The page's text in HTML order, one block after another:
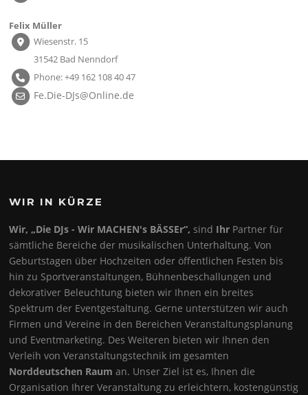
Felix Müller
Wiesenstr. 15
31542 Bad Nenndorf
Phone: +49 162 108 40 47
Fe.Die-DJs@Online.de
WIR IN KÜRZE
Wir, „Die DJs - Wir MACHEN's BÄSSEr“, sind Ihr Partner für
sämtliche Bereiche der musikalischen Unterhaltung. Von
Geburtstagen über Hochzeiten oder öffentlichen Festen bis
hin zu Sportveranstaltungen, Bühnenbeschallungen und
dekorativer Beleuchtung bieten wir Ihnen ein breites
Spektrum der Eventgestaltung. Gerne unterstützen wir auch
Firmen und Vereine in den Bereichen Veranstaltungsplanung
und Eventmarketing. Des Weiteren bieten wir Ihnen den
Verleih von Veranstaltungstechnik im gesamten
Norddeutschen Raum an. Unser Ziel ist es, Ihnen die
Organisation Ihrer Veranstaltung zu erleichtern, kostengünstig